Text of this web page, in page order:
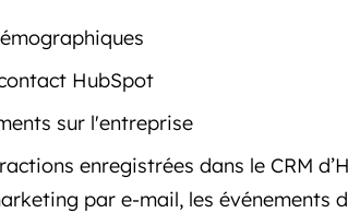
HubSpot
sur l'entreprise
enregistrées dans le CRM
par e-mail, les événements